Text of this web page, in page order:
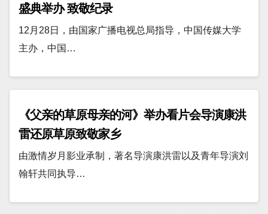
盛典举办 致敬纪录
12月28日，由国家广播电视总局指导，中国传媒大学
主办，中国…
《父亲的草原母亲的河》举办看片会导演康洪
雷还原草原致敬家乡
由激情岁月影业承制，著名导演康洪雷以及青年导演刘
翰轩共同执导…